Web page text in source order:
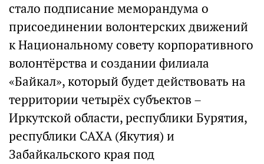
стало подписание меморандума о
присоединении волонтерских движений
к Национальному совету корпоративного
волонтёрства и создании филиала
«Байкал», который будет действовать на
территории четырёх субъектов –
Иркутской области, республики Бурятия,
республики САХА (Якутия) и
Забайкальского края под